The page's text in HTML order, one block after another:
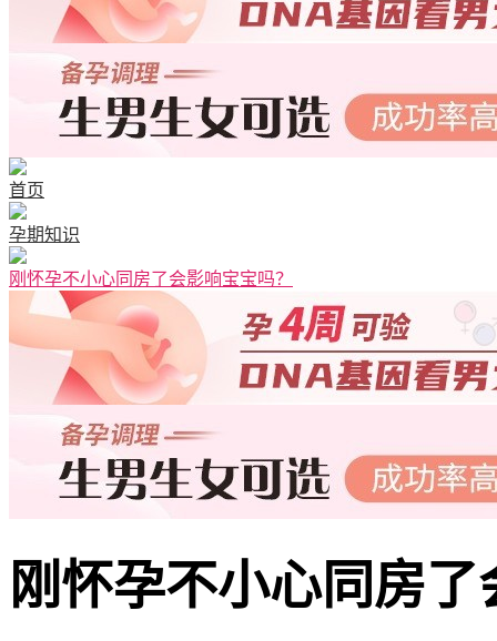
首页
孕期知识
刚怀孕不小心同房了会影响宝宝吗？
刚怀孕不小心同房